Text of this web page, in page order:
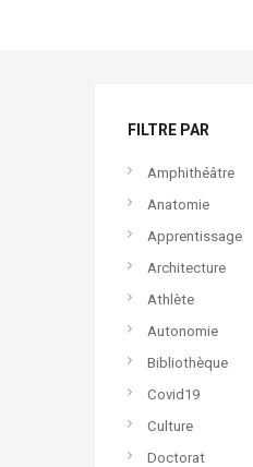
FILTRE PAR
Amphithéâtre
Anatomie
Apprentissage
Architecture
Athlète
Autonomie
Bibliothèque
Covid19
Culture
Doctorat